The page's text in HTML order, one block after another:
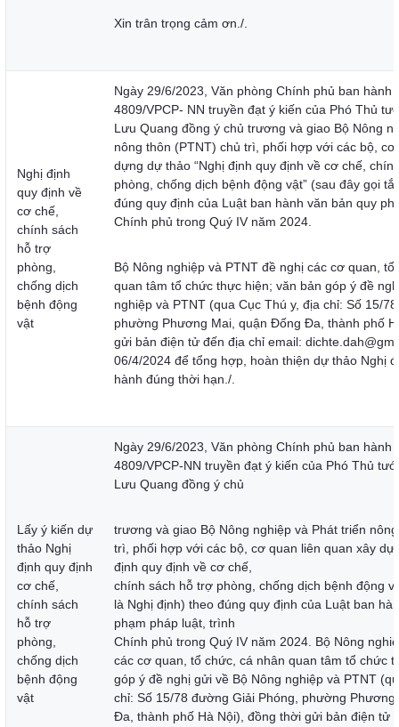
Xin trân trọng cảm ơn./.
Nghị định
quy định về
cơ chế,
chính sách
hỗ trợ
phòng,
chống dịch
bệnh động
vật
Ngày 29/6/2023, Văn phòng Chính phủ ban hành
4809/VPCP- NN truyền đạt ý kiến của Phó Thủ
Lưu Quang đồng ý chủ trương và giao Bộ Nông
nông thôn (PTNT) chủ trì, phối hợp với các bộ,
dựng dự thảo “Nghị định quy định về cơ chế,
phòng, chống dịch bệnh động vật” (sau đây gọi
đúng quy định của Luật ban hành văn bản quy
Chính phủ trong Quý IV năm 2024.
Bộ Nông nghiệp và PTNT đề nghị các cơ quan,
quan tâm tổ chức thực hiện; văn bản góp ý đề
nghiệp và PTNT (qua Cục Thú y, địa chỉ: Số 15/
phường Phương Mai, quận Đống Đa, thành phố
gửi bản điện tử đến địa chỉ email:
06/4/2024 để tổng hợp, hoàn thiện dự thảo Nghị
hành đúng thời hạn./.
Lấy ý kiến dự
thảo Nghị
định quy định
cơ chế,
chính sách
hỗ trợ
phòng,
chống dịch
bệnh động
vật
Ngày 29/6/2023, Văn phòng Chính phủ ban hành
4809/VPCP-NN truyền đạt ý kiến của Phó Thủ
Lưu Quang đồng ý chủ
trương và giao Bộ Nông nghiệp và Phát triển
trì, phối hợp với các bộ, cơ quan liên quan xây
định quy định về cơ chế,
chính sách hỗ trợ phòng, chống dịch bệnh động
là Nghị định) theo đúng quy định của Luật ban
phạm pháp luật, trình
Chính phủ trong Quý IV năm 2024. Bộ Nông
các cơ quan, tổ chức, cá nhân quan tâm tổ chức
góp ý đề nghị gửi về Bộ Nông nghiệp và PTNT
chỉ: Số 15/78 đường Giải Phóng, phường
Đa, thành phố Hà Nội), đồng thời gửi bản điện tử